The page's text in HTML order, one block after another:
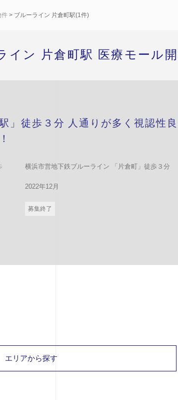
件 > ブルーライン 片倉町駅(1件)
イン 片倉町駅 医療モール
駅」徒歩３分 人通りが多く視認性
横浜市営地下鉄ブルーライン 「片倉町」徒歩３分
2022年12月
募集終了
エリアから探す